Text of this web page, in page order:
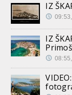
IZ
IZ